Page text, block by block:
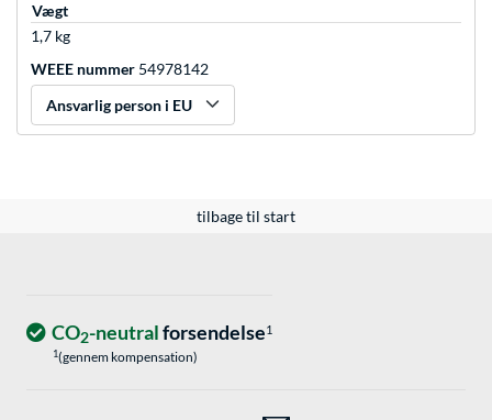
Vægt
1,7 kg
WEEE nummer 54978142
Ansvarlig person i EU
tilbage til start
CO2-neutralforsendelse1
1(gennem kompensation)